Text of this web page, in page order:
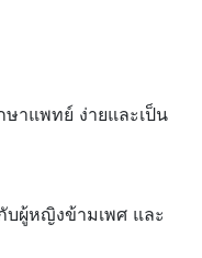
ษาแพทย์ ง่ายและเป็น
บผู้หญิงข้ามเพศ และ